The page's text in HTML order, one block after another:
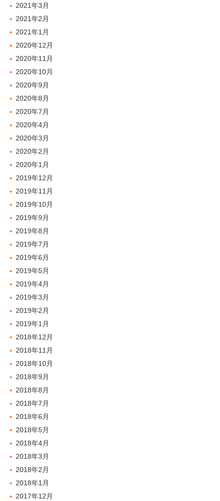
2021年3月
2021年2月
2021年1月
2020年12月
2020年11月
2020年10月
2020年9月
2020年8月
2020年7月
2020年4月
2020年3月
2020年2月
2020年1月
2019年12月
2019年11月
2019年10月
2019年9月
2019年8月
2019年7月
2019年6月
2019年5月
2019年4月
2019年3月
2019年2月
2019年1月
2018年12月
2018年11月
2018年10月
2018年9月
2018年8月
2018年7月
2018年6月
2018年5月
2018年4月
2018年3月
2018年2月
2018年1月
2017年12月